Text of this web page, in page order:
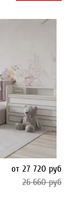
от 27 720 руб
26 660 руб